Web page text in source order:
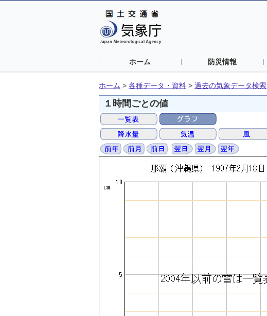
ホーム 防災情報
ホーム > 各種データ・資料 > 過去の気象データ検索
１時間ごとの値